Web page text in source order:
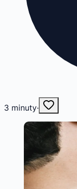
3 minuty·